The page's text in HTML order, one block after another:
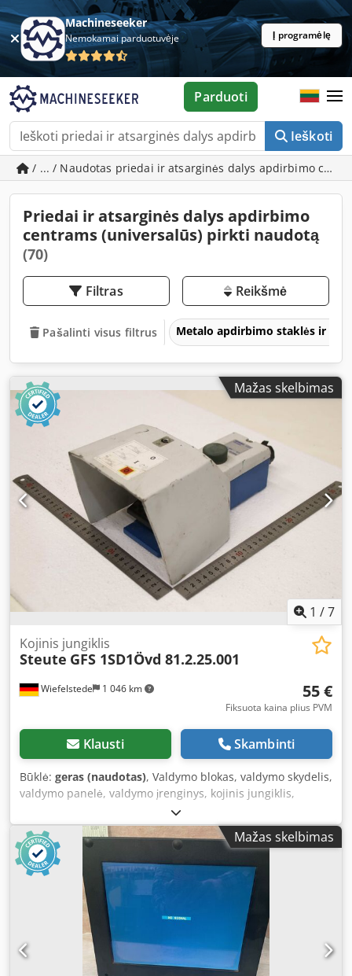
Machineseeker
Nemokamai parduotuvėje Į programėlę
Ieškoti
Parduoti
/ ... / Naudotas priedai ir atsarginės dalys apdirbimo
Priedai ir atsarginės dalys apdirbimo
centrams (universalūs) pirkti naudotą
(70)
Filtras Reikšmė
Pašalinti visus filtrus Metalo apdirbimo staklės ir
Mažas skelbimas
1 /7
Wiefelstede 1 046 km
Kojinis jungiklis
Steute GFS 1SD1Övd 81.2.25.001
55 €
Fiksuota kaina plius PVM
Klausti Skambinti
Būklė: geras (naudotas), Valdymo blokas, valdymo skydelis,
valdymo panelė, valdymo įrenginys, kojinis jungiklis,
saugos kojinis jungiklis, pedalinis jungiklis Crodpfxjzp Hxve
Akwjf -Gamintojas: Steute, saugos kojinis jungiklis su 1
pedalu -Tipas: GFS 1SD1Övd -Nr.: 81.2.25.001 -Metalinis
korpusas: su apsauginiu dangteliu, aliuminio liejinys -
Matmenys: 300/160/H135 mm -Svoris: 1,2 kg
Mažas skelbimas